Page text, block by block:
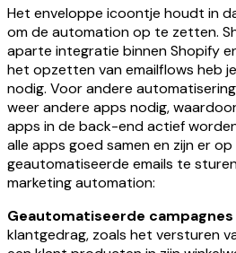
Het enveloppe icoontje houdt in
om de automation op te zetten.
aparte integratie binnen Shopify
het opzetten van emailflows heb
nodig. Voor andere
weer andere apps nodig,
apps in de back-end actief
alle apps goed samen en zijn er
geautomatiseerde emails te
marketing automation:
Geautomatiseerde campagnes
klantgedrag, zoals het versturen